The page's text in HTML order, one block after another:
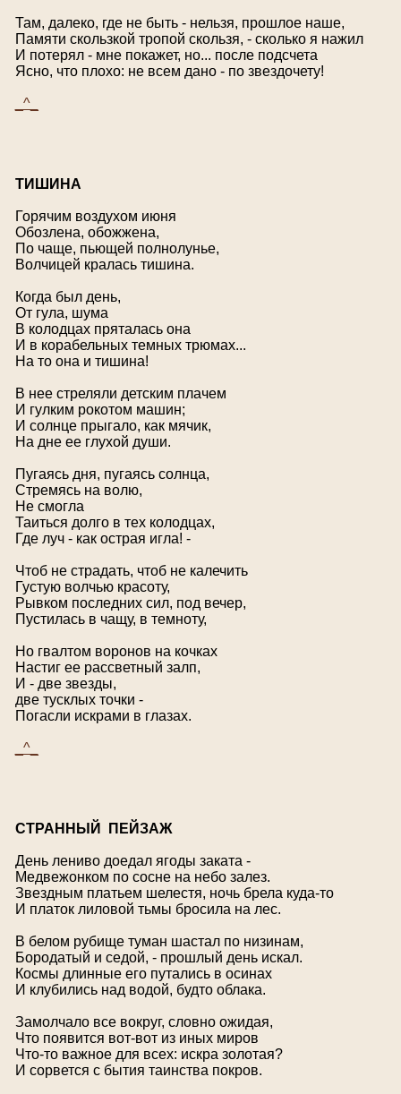
Там, далеко, где не быть - нельзя, прошлое наше,
Памяти скользкой тропой скользя, - сколько я нажил
И потерял - мне покажет, но... после подсчета
Ясно, что плохо: не всем дано - по звездочету!
_^_
ТИШИНА
Горячим воздухом июня
Обозлена, обожжена,
По чаще, пьющей полнолунье,
Волчицей кралась тишина.
Когда был день,
От гула, шума
В колодцах пряталась она
И в корабельных темных трюмах...
На то она и тишина!
В нее стреляли детским плачем
И гулким рокотом машин;
И солнце прыгало, как мячик,
На дне ее глухой души.
Пугаясь дня, пугаясь солнца,
Стремясь на волю,
Не смогла
Таиться долго в тех колодцах,
Где луч - как острая игла! -
Чтоб не страдать, чтоб не калечить
Густую волчью красоту,
Рывком последних сил, под вечер,
Пустилась в чащу, в темноту,
Но гвалтом воронов на кочках
Настиг ее рассветный залп,
И - две звезды,
две тусклых точки -
Погасли искрами в глазах.
_^_
СТРАННЫЙ ПЕЙЗАЖ
День лениво доедал ягоды заката -
Медвежонком по сосне на небо залез.
Звездным платьем шелестя, ночь брела куда-то
И платок лиловой тьмы бросила на лес.
В белом рубище туман шастал по низинам,
Бородатый и седой, - прошлый день искал.
Космы длинные его путались в осинах
И клубились над водой, будто облака.
Замолчало все вокруг, словно ожидая,
Что появится вот-вот из иных миров
Что-то важное для всех: искра золотая?
И сорвется с бытия таинства покров.